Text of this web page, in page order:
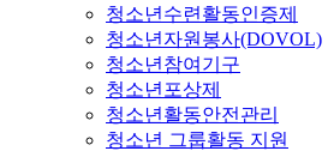
청소년수련활동인증제
청소년자원봉사(DOVOL)
청소년참여기구
청소년포상제
청소년활동안전관리
청소년 그룹활동 지원